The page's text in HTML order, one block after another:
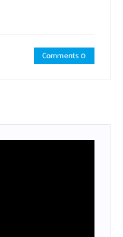
Comments 0